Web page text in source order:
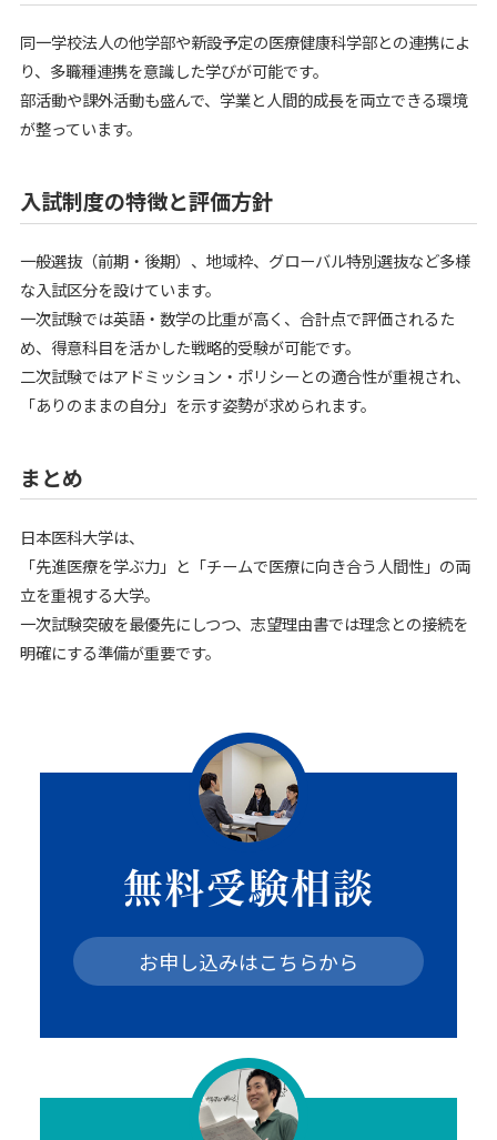
同一学校法人の他学部や新設予定の医療健康科学部との連携によ
り、多職種連携を意識した学びが可能です。
部活動や課外活動も盛んで、学業と人間的成長を両立できる環境
が整っています。
入試制度の特徴と評価方針
一般選抜（前期・後期）、地域枠、グローバル特別選抜など多様
な入試区分を設けています。
一次試験では英語・数学の比重が高く、合計点で評価されるた
め、得意科目を活かした戦略的受験が可能です。
二次試験ではアドミッション・ポリシーとの適合性が重視され、
「ありのままの自分」を示す姿勢が求められます。
まとめ
日本医科大学は、
「先進医療を学ぶ力」と「チームで医療に向き合う人間性」の両
立を重視する大学。
一次試験突破を最優先にしつつ、志望理由書では理念との接続を
明確にする準備が重要です。
無料受験相談
お申し込みはこちらから